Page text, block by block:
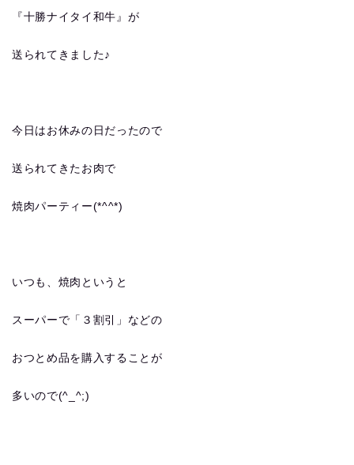
『十勝ナイタイ和牛』が
送られてきました♪
今日はお休みの日だったので
送られてきたお肉で
焼肉パーティー(*^^*)
いつも、焼肉というと
スーパーで「３割引」などの
おつとめ品を購入することが
多いので(^_^;)